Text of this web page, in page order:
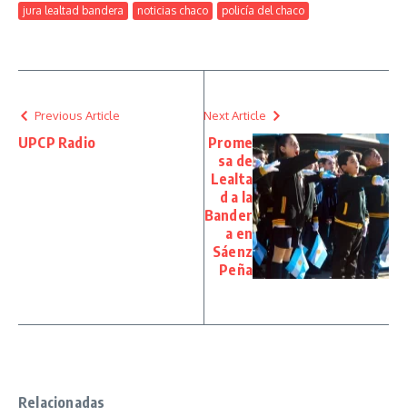
jura lealtad bandera noticias chaco policía del chaco
Previous Article
UPCP Radio
Next Article
Prome
sa de
Lealta
d a la
Bander
a en
Sáenz
Peña
Relacionadas